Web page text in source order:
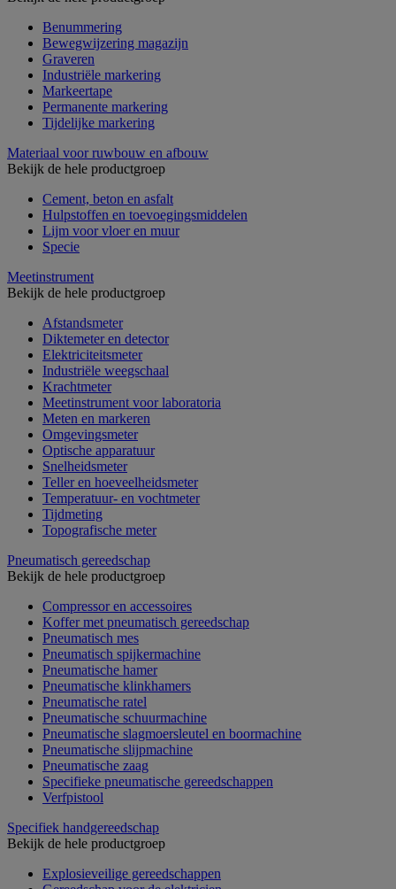
Benummering
Bewegwijzering magazijn
Graveren
Industriële markering
Markeertape
Permanente markering
Tijdelijke markering
Materiaal voor ruwbouw en afbouw
Bekijk de hele productgroep
Cement, beton en asfalt
Hulpstoffen en toevoegingsmiddelen
Lijm voor vloer en muur
Specie
Meetinstrument
Bekijk de hele productgroep
Afstandsmeter
Diktemeter en detector
Elektriciteitsmeter
Industriële weegschaal
Krachtmeter
Meetinstrument voor laboratoria
Meten en markeren
Omgevingsmeter
Optische apparatuur
Snelheidsmeter
Teller en hoeveelheidsmeter
Temperatuur- en vochtmeter
Tijdmeting
Topografische meter
Pneumatisch gereedschap
Bekijk de hele productgroep
Compressor en accessoires
Koffer met pneumatisch gereedschap
Pneumatisch mes
Pneumatisch spijkermachine
Pneumatische hamer
Pneumatische klinkhamers
Pneumatische ratel
Pneumatische schuurmachine
Pneumatische slagmoersleutel en boormachine
Pneumatische slijpmachine
Pneumatische zaag
Specifieke pneumatische gereedschappen
Verfpistool
Specifiek handgereedschap
Bekijk de hele productgroep
Explosieveilige gereedschappen